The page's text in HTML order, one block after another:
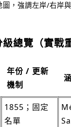
圖，強調左岸/右岸
總覽（實戰
年份 / 更新
機制
1855；固定
名單